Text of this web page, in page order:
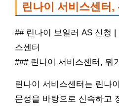
린나이 서비스센터,
## 린나이 보일러 AS 신청 |
스센터
### 린나이 서비스센터, 뭐
린나이 서비스센터는 린나
문성을 바탕으로 신속하고